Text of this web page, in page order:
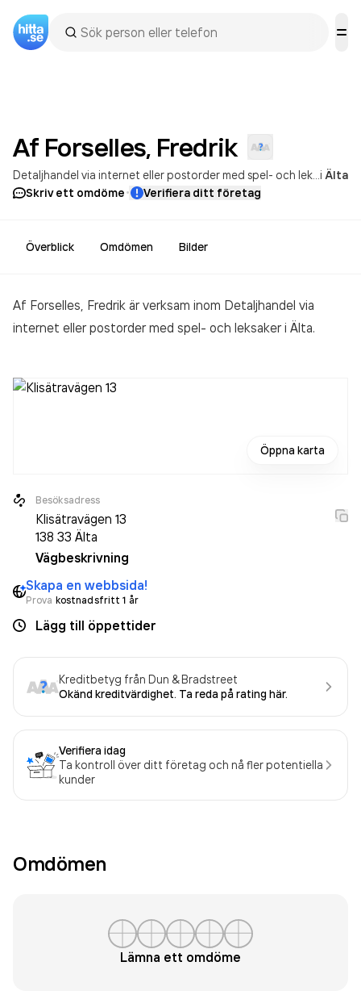
Af Forselles, Fredrik
i Älta
Skriv ett omdöme· Verifiera ditt företag
Överblick Omdömen Bilder
Af Forselles, Fredrik är verksam inom Detaljhandel via
internet eller postorder med spel- och leksakeri Älta.
Öppna karta
Besöksadress
Klisätravägen 13
138 33 Älta
Vägbeskrivning
Skapa en webbsida!
Prova kostnadsfritt 1 år
Lägg till öppettider
Kreditbetyg från Dun & Bradstreet
Okänd kreditvärdighet. Ta reda på rating här.
Verifiera idag
Ta kontroll över ditt företag och nå fler potentiella
kunder
Omdömen
Lämna ett omdöme